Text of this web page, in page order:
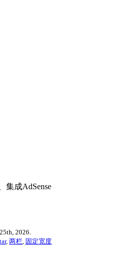
集成AdSense
2026.
, 两栏 固定宽度